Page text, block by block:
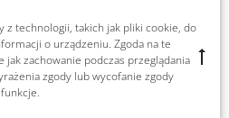
z technologii, takich jak pliki cookie, do
o urządzeniu. Zgoda na te
zachowanie podczas przeglądania
zgody lub wycofanie zgody